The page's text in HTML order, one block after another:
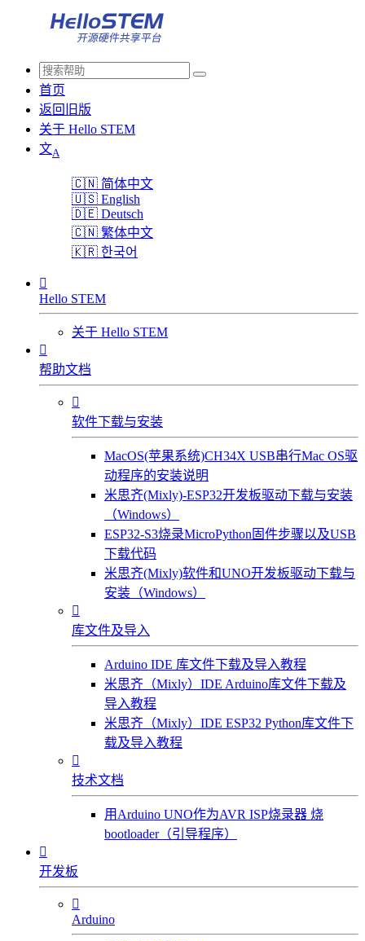
首页
返回旧版
关于 Hello STEM
文A
🇨🇳 简体中文
🇺🇸 English
🇩🇪 Deutsch
🇨🇳 繁体中文
🇰🇷 한국어

Hello STEM
关于 Hello STEM

帮助文档

软件下载与安装
MacOS(苹果系统)CH34X USB串行Mac OS驱
动程序的安装说明
米思齐(Mixly)-ESP32开发板驱动下载与安装
（Windows）
ESP32-S3烧录MicroPython固件步骤以及USB
下载代码
米思齐(Mixly)软件和UNO开发板驱动下载与
安装（Windows）

库文件及导入
Arduino IDE 库文件下载及导入教程
米思齐（Mixly）IDE Arduino库文件下载及
导入教程
米思齐（Mixly）IDE ESP32 Python库文件下
载及导入教程

技术文档
用Arduino UNO作为AVR ISP烧录器 烧
bootloader（引导程序）

开发板

Arduino